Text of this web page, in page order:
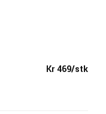
Kr 469/stk